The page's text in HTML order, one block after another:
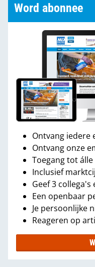
Word abonnee
Ontvang iedere
Ontvang onze
Toegang tot
Inclusief
Geef 3 collega's
Een openbaar
Je persoonlijke
Reageren op